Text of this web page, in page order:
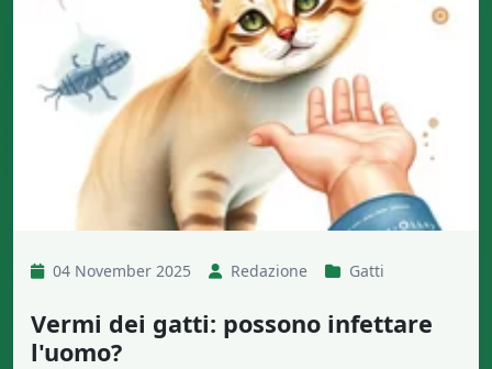
04 November 2025 Redazione Gatti
Vermi dei gatti: possono infettare
l'uomo?